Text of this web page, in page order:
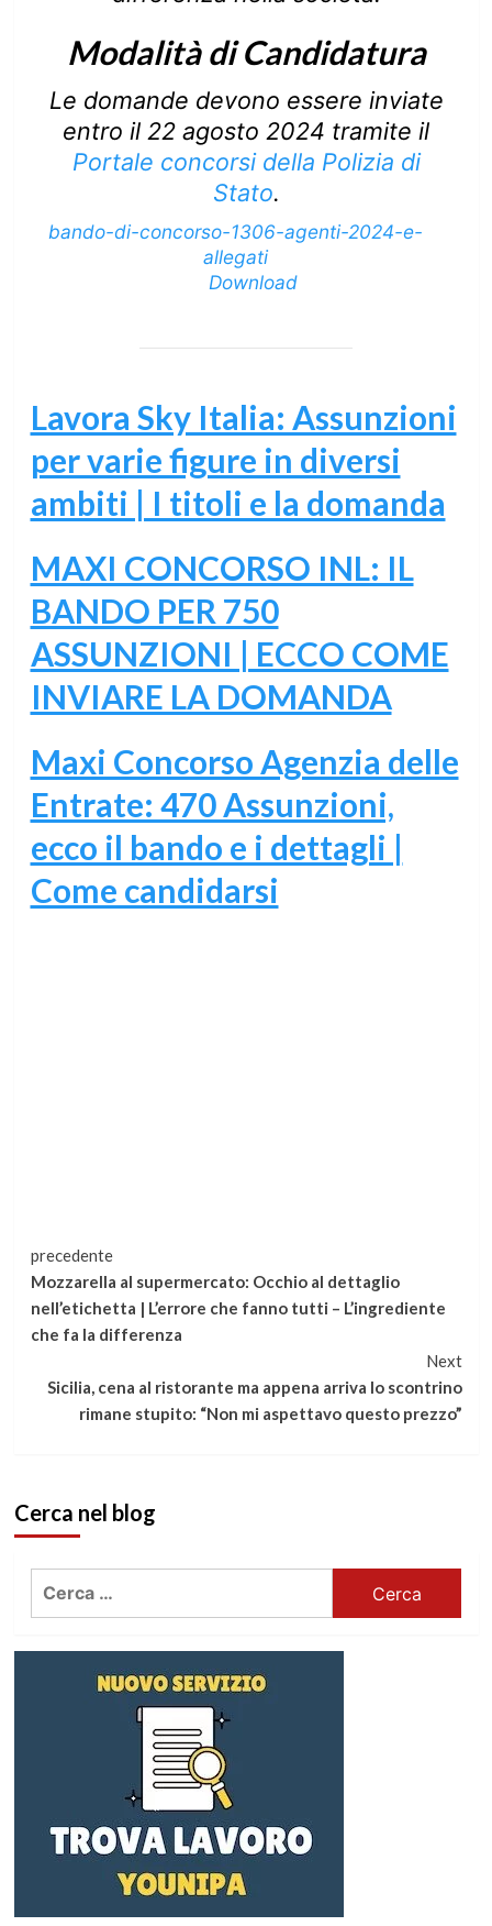
Modalità di Candidatura
Le domande devono essere inviate
entro il 22 agosto 2024 tramite il
Portale concorsi della Polizia di
Stato.
bando-di-concorso-1306-agenti-2024-e-
allegati
Download
Lavora Sky Italia: Assunzioni
per varie figure in diversi
ambiti | I titoli e la domanda
MAXI CONCORSO INL: IL
BANDO PER 750
ASSUNZIONI | ECCO COME
INVIARE LA DOMANDA
Maxi Concorso Agenzia delle
Entrate: 470 Assunzioni,
ecco il bando e i dettagli |
Come candidarsi
Continua
a
leggere
precedente
Mozzarella al supermercato: Occhio al dettaglio
nell’etichetta | L’errore che fanno tutti – L’ingrediente
che fa la differenza
Next
Sicilia, cena al ristorante ma appena arriva lo scontrino
rimane stupito: “Non mi aspettavo questo prezzo”
Cerca nel blog
Ricerca